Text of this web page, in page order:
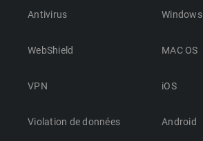
Antivirus
WebShield
VPN
Violation de données
Windows
MAC OS
iOS
Android